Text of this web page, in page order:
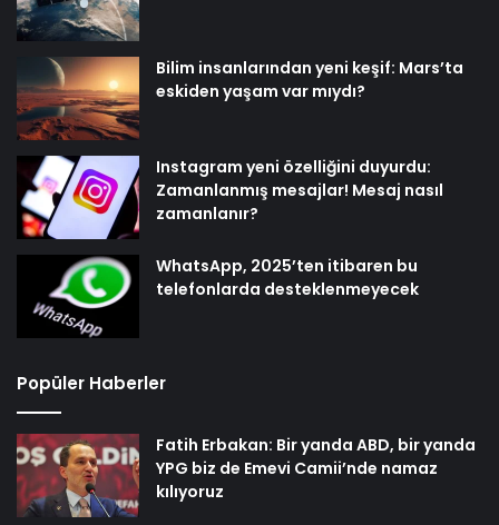
Bilim insanlarından yeni keşif: Mars’ta
eskiden yaşam var mıydı?
Instagram yeni özelliğini duyurdu:
Zamanlanmış mesajlar! Mesaj nasıl
zamanlanır?
WhatsApp, 2025’ten itibaren bu
telefonlarda desteklenmeyecek
Popüler Haberler
Fatih Erbakan: Bir yanda ABD, bir yanda
YPG biz de Emevi Camii’nde namaz
kılıyoruz